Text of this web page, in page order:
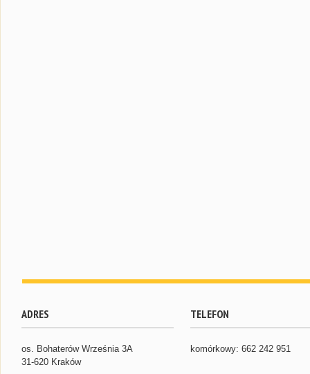
ADRES
os. Bohaterów Września 3A
31-620 Kraków
TELEFON
komórkowy: 662 242 951